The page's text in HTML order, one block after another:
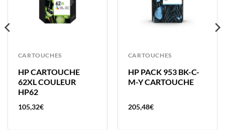
CARTOUCHES
HP CARTOUCHE
62XL COULEUR
HP62
105,32€
CARTOUCHES
HP PACK 953 BK-C-
M-Y CARTOUCHE
205,48€